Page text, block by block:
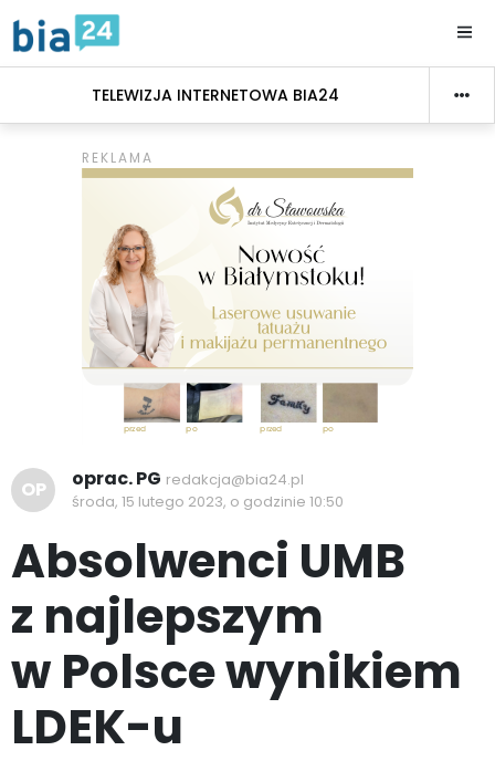
TELEWIZJA INTERNETOWA BIA24
OP oprac. PG redakcja@bia24.pl
środa, 15 lutego 2023, o godzinie 10:50
Absolwenci UMB
z najlepszym
w Polsce wynikiem
LDEK-u